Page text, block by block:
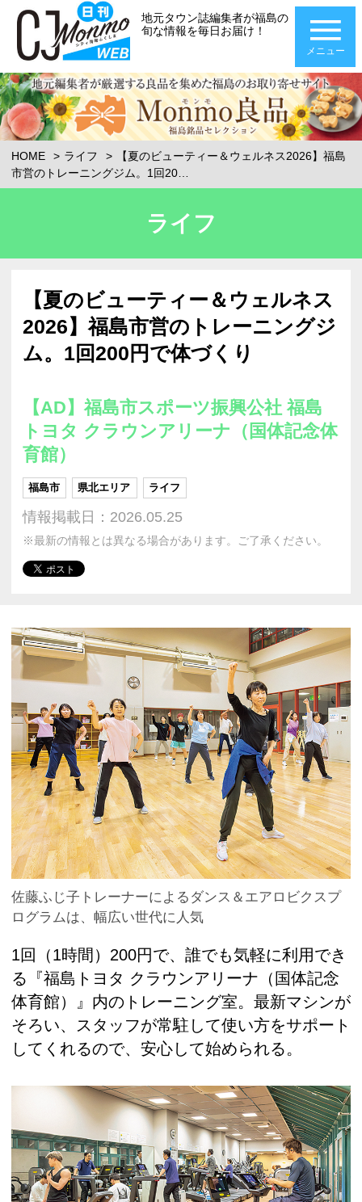
地元タウン誌編集者が福島の
旬な情報を毎日お届け！
メニュー
HOME ライフ
【夏のビューティー＆ウェルネス2026】福島
市営のトレーニングジム。1回20…
ライフ
【夏のビューティー＆ウェルネス
2026】福島市営のトレーニングジ
ム。1回200円で体づくり
【AD】福島市スポーツ振興公社 福島
トヨタ クラウンアリーナ（国体記念体
育館）
福島市 県北エリア ライフ
情報掲載日：2026.05.25
※最新の情報とは異なる場合があります。ご了承ください。
佐藤ふじ子トレーナーによるダンス＆エアロビクスプ
ログラムは、幅広い世代に人気
1回（1時間）200円で、誰でも気軽に利用でき
る『福島トヨタ クラウンアリーナ（国体記念
体育館）』内のトレーニング室。最新マシンが
そろい、スタッフが常駐して使い方をサポート
してくれるので、安心して始められる。